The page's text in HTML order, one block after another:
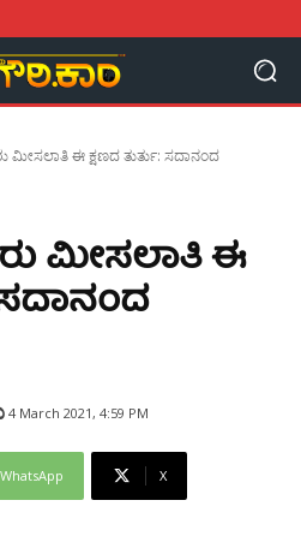
ಮೀಸಲಾತಿ ಈ ಕ್ಷಣದ ತುರ್ತು: ಸದಾನಂದ
ಮೀಸಲಾತಿ ಈ
ಸದಾನಂದ
4 March 2021, 4:59 PM
WhatsApp X